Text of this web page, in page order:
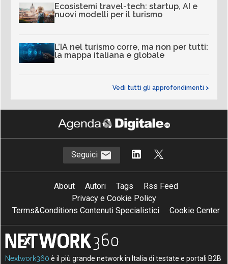
Ecosistemi travel-tech: startup, AI e
nuovi modelli per il turismo
L’IA nel turismo corre, ma non per tutti:
la mappa italiana e globale
Vedi tutti gli approfondimenti >
Seguici
About Autori Tags
Rss Feed
Privacy e Cookie Policy
Terms&Conditions Contenuti Specialistici
Cookie Center
Nextwork360 è il più grande network in Italia di testate e portali B2B